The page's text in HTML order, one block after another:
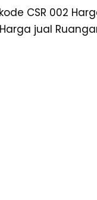
CSR 002
jual